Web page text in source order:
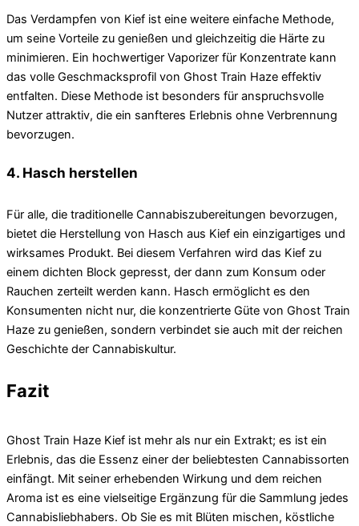
Das Verdampfen von Kief ist eine weitere einfache Methode,
um seine Vorteile zu genießen und gleichzeitig die Härte zu
minimieren. Ein hochwertiger Vaporizer für Konzentrate kann
das volle Geschmacksprofil von Ghost Train Haze effektiv
entfalten. Diese Methode ist besonders für anspruchsvolle
Nutzer attraktiv, die ein sanfteres Erlebnis ohne Verbrennung
bevorzugen.
4. Hasch herstellen
Für alle, die traditionelle Cannabiszubereitungen bevorzugen,
bietet die Herstellung von Hasch aus Kief ein einzigartiges und
wirksames Produkt. Bei diesem Verfahren wird das Kief zu
einem dichten Block gepresst, der dann zum Konsum oder
Rauchen zerteilt werden kann. Hasch ermöglicht es den
Konsumenten nicht nur, die konzentrierte Güte von Ghost Train
Haze zu genießen, sondern verbindet sie auch mit der reichen
Geschichte der Cannabiskultur.
Fazit
Ghost Train Haze Kief ist mehr als nur ein Extrakt; es ist ein
Erlebnis, das die Essenz einer der beliebtesten Cannabissorten
einfängt. Mit seiner erhebenden Wirkung und dem reichen
Aroma ist es eine vielseitige Ergänzung für die Sammlung jedes
Cannabisliebhabers. Ob Sie es mit Blüten mischen, köstliche